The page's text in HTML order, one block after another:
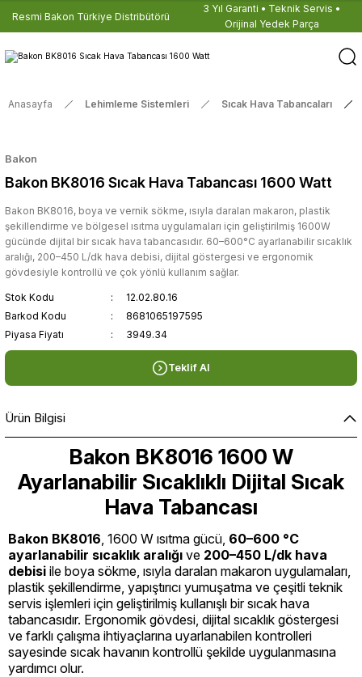
Resmi Bakon Türkiye Distribütörü
3 Yıl Garanti • Teknik Servis •
Orijinal Yedek Parça
Anasayfa Lehimleme Sistemleri Sıcak Hava Tabancaları
Bakon
Bakon BK8016 Sıcak Hava Tabancası 1600 Watt
Bakon BK8016, boya ve vernik sökme, ısıyla daralan makaron, plastik
şekillendirme ve bölgesel ısıtma uygulamaları için geliştirilmiş 1600W
gücünde dijital bir sıcak hava tabancasıdır. 60–600°C ayarlanabilir sıcaklık
aralığı, 200–450 L/dk hava debisi, dijital göstergesi ve ergonomik
gövdesiyle kontrollü ve çok yönlü kullanım sağlar.
Stok Kodu
12.02.80.16
Barkod Kodu
8681065197595
Piyasa Fiyatı
3949.34
Teklif Al
Ürün Bilgisi
Bakon BK8016 1600 W
Ayarlanabilir Sıcaklıklı Dijital Sıcak
Hava Tabancası
Bakon BK8016, 1600 W ısıtma gücü, 60–600 °C
ayarlanabilir sıcaklık aralığı ve 200–450 L/dk hava
debisi ile boya sökme, ısıyla daralan makaron uygulamaları,
plastik şekillendirme, yapıştırıcı yumuşatma ve çeşitli teknik
servis işlemleri için geliştirilmiş kullanışlı bir sıcak hava
tabancasıdır. Ergonomik gövdesi, dijital sıcaklık göstergesi
ve farklı çalışma ihtiyaçlarına uyarlanabilen kontrolleri
sayesinde sıcak havanın kontrollü şekilde uygulanmasına
yardımcı olur.